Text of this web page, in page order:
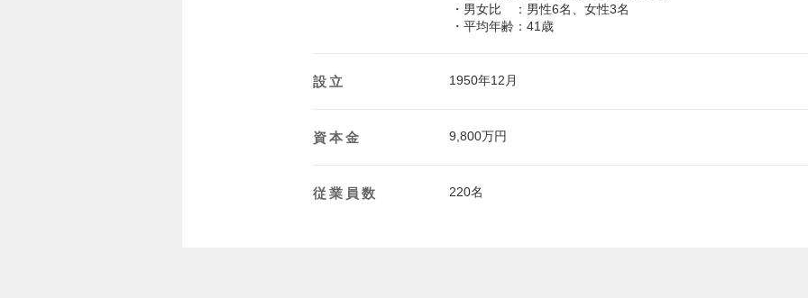
・男女比 ：男性6名、女性3名
・平均年齢：41歳
設立 1950年12月
資本金 9,800万円
従業員数 220名